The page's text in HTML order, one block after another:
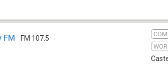
FM FM 107.5